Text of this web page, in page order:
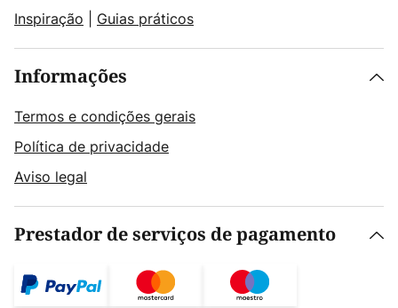
Inspiração
Guias práticos
Informações
Termos e condições gerais
Política de privacidade
Aviso legal
Prestador de serviços de pagamento